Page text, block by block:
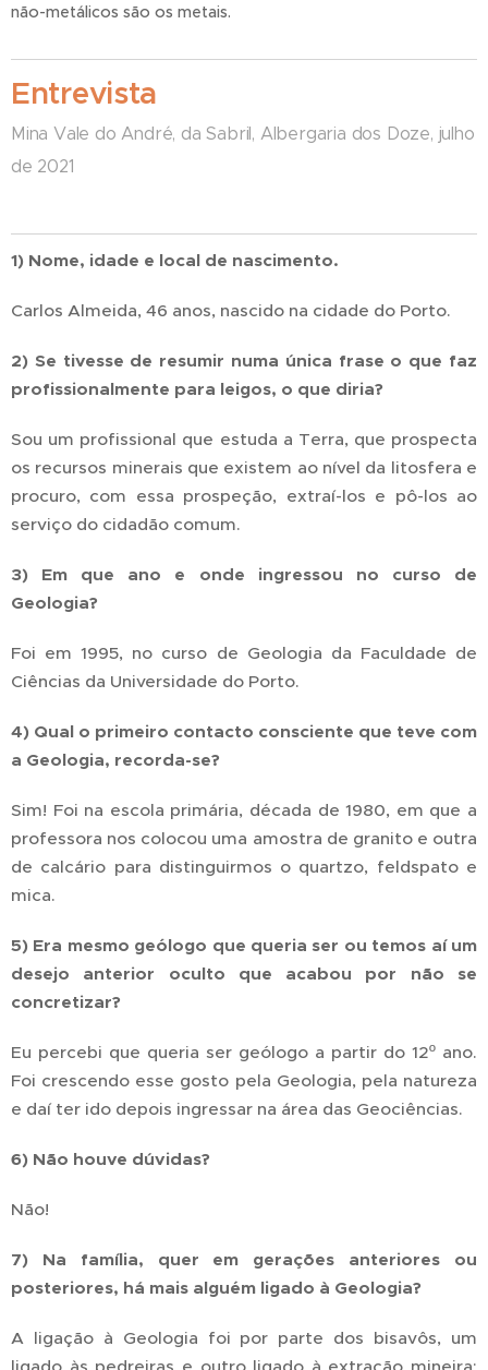
não-metálicos são os metais.
Entrevista
Mina Vale do André, da Sabril, Albergaria dos Doze, julho
de 2021
1) Nome, idade e local de nascimento.
Carlos Almeida, 46 anos, nascido na cidade do Porto.
2) Se tivesse de resumir numa única frase o que faz
profissionalmente para leigos, o que diria?
Sou um profissional que estuda a Terra, que prospecta
os recursos minerais que existem ao nível da litosfera e
procuro, com essa prospeção, extraí-los e pô-los ao
serviço do cidadão comum.
3) Em que ano e onde ingressou no curso de
Geologia?
Foi em 1995, no curso de Geologia da Faculdade de
Ciências da Universidade do Porto.
4) Qual o primeiro contacto consciente que teve com
a Geologia, recorda-se?
Sim! Foi na escola primária, década de 1980, em que a
professora nos colocou uma amostra de granito e outra
de calcário para distinguirmos o quartzo, feldspato e
mica.
5) Era mesmo geólogo que queria ser ou temos aí um
desejo anterior oculto que acabou por não se
concretizar?
Eu percebi que queria ser geólogo a partir do 12º ano.
Foi crescendo esse gosto pela Geologia, pela natureza
e daí ter ido depois ingressar na área das Geociências.
6) Não houve dúvidas?
Não!
7) Na família, quer em gerações anteriores ou
posteriores, há mais alguém ligado à Geologia?
A ligação à Geologia foi por parte dos bisavôs, um
ligado às pedreiras e outro ligado à extração mineira;